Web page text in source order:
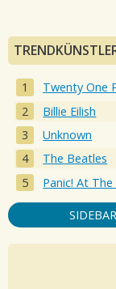
Twenty One
Billie Eilish
Unknown
The Beatles
Panic! At The